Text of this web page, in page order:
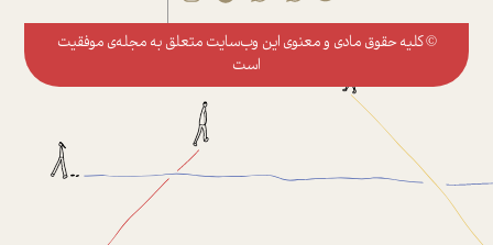
© کلیه حقوق مادی و معنوی این وب‌سایت متعلق به مجله‌ی موفقیت
است